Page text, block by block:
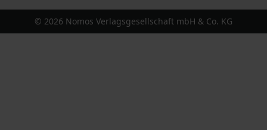
© 2026 Nomos Verlagsgesellschaft mbH & Co. KG